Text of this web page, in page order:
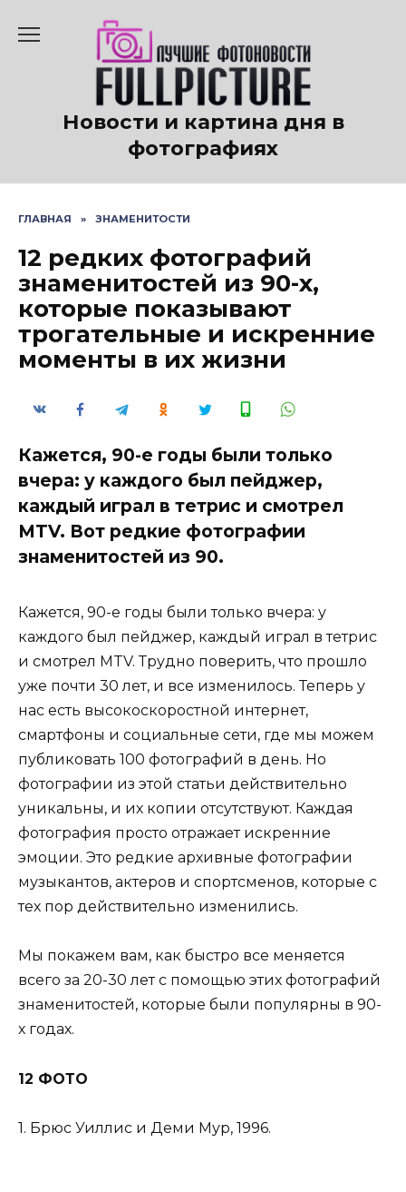
содержанию
Новости и картина дня в
фотографиях
ГЛАВНАЯ » ЗНАМЕНИТОСТИ
12 редких фотографий
знаменитостей из 90-х,
которые показывают
трогательные и искренние
моменты в их жизни
Кажется, 90-е годы были только
вчера: у каждого был пейджер,
каждый играл в тетрис и смотрел
MTV. Вот редкие фотографии
знаменитостей из 90.
Кажется, 90-е годы были только вчера: у
каждого был пейджер, каждый играл в тетрис
и смотрел MTV. Трудно поверить, что прошло
уже почти 30 лет, и все изменилось. Теперь у
нас есть высокоскоростной интернет,
смартфоны и социальные сети, где мы можем
публиковать 100 фотографий в день. Но
фотографии из этой статьи действительно
уникальны, и их копии отсутствуют. Каждая
фотография просто отражает искренние
эмоции. Это редкие архивные фотографии
музыкантов, актеров и спортсменов, которые с
тех пор действительно изменились.
Мы покажем вам, как быстро все меняется
всего за 20-30 лет с помощью этих фотографий
знаменитостей, которые были популярны в 90-
х годах.
12 ФОТО
1. Брюс Уиллис и Деми Мур, 1996.